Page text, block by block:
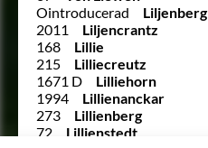
Ointroducerad
Liljenberg
2011
Liljencrantz
168
Lillie
215
Lilliecreutz
1671 D
Lilliehorn
1994
Lillienanckar
273
Lillienberg
72
Lillienstedt